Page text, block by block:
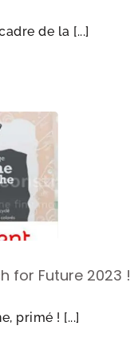
de la [...]
for Future 2023 !
primé ! [...]